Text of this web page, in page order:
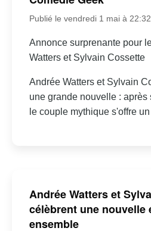
Publié le vendredi 1 mai à 22:32
Annonce surprenante pour
Watters et Sylvain Cossette
Andrée Watters et Sylvain
une grande nouvelle : après
le couple mythique s'offre
Andrée Watters et
célèbrent une nouvelle
ensemble